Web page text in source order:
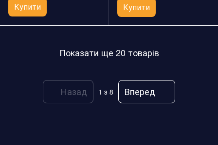
Купити Купити
Показати ще 20 товарів
Назад 1 з 8 Вперед